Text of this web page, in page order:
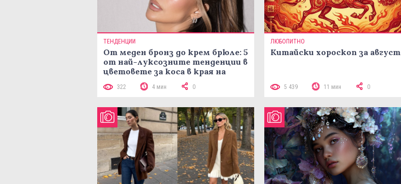
ТЕНДЕНЦИИ
От меден бронз до крем брюле: 5
от най-луксозните тенденции в
цветовете за коса в края на
322 4 мин 0
ЛЮБОПИТНО
Китайски хороскоп за август
5 439 11 мин 0